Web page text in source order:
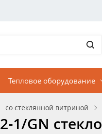
Тепловое оборудование
со стеклянной витриной
1/GN стекло